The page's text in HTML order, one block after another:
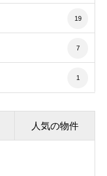
19
7
1
人気の物件